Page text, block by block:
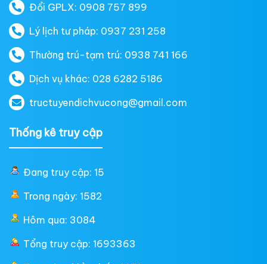
Đổi GPLX: 0908 757 899
Lý lịch tư pháp: 0937 231 258
Thường trú-tạm trú: 0938 741 166
Dịch vụ khác: 028 6282 5186
tructuyendichvucong@gmail.com
Thống kê truy cập
Đang truy cập: 15
Trong ngày: 1582
Hôm qua: 3084
Tổng truy cập: 1693363